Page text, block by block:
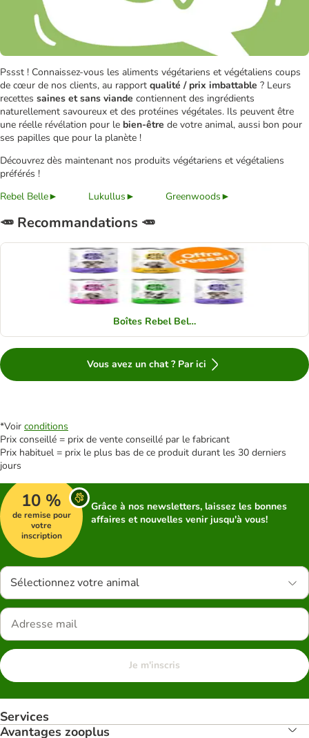
Pssst ! Connaissez-vous les aliments végétariens et végétaliens coups
de cœur de nos clients, au rapport qualité / prix imbattable ? Leurs
recettes saines et sans viande contiennent des ingrédients
naturellement savoureux et des protéines végétales. Ils peuvent être
une réelle révélation pour le bien-être de votre animal, aussi bon pour
ses papilles que pour la planète !
Découvrez dès maintenant nos produits végétariens et végétaliens
préférés !
Rebel Belle►
Lukullus► Greenwoods►
🥕​​ Recommandations 🥕​​
Boîtes Rebel Belle
Vous avez un chat ? Par ici
*Voir conditions
Prix conseillé = prix de vente conseillé par le fabricant
Prix habituel = prix le plus bas de ce produit durant les 30 derniers
jours
10 %
de remise pour
votre
inscription
Grâce à nos newsletters, laissez les bonnes
affaires et nouvelles venir jusqu'à vous!
Sélectionnez votre animal
Je m'inscris
Services
Avantages zooplus